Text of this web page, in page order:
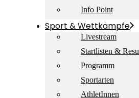
Info Point
Sport & Wettkämpfe
Livestream
Startlisten &
Programm
Sportarten
AthletInnen